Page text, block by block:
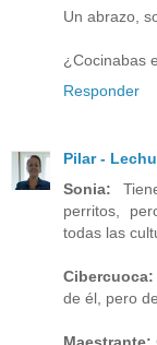
Un abrazo,
¿Cocinabas
Responder
Pilar -
Sonia:
perritos,
todas las
Cibercuoca:
de él, pero